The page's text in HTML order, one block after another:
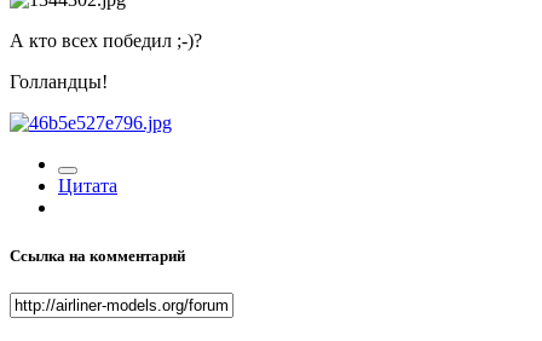
А кто всех победил ;-)?
Голландцы!
Цитата
Ссылка на комментарий